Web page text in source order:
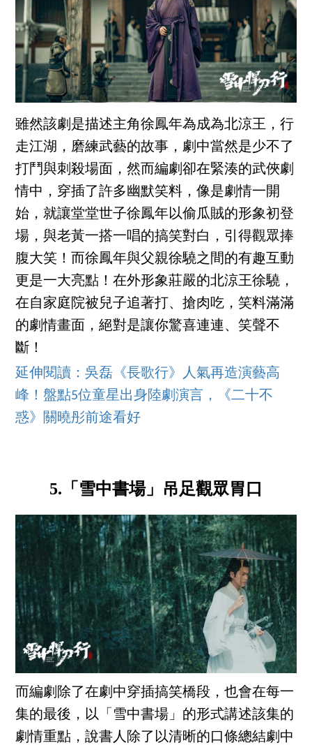
雖然該劇是描述主角徐鳳年為成為北涼王，行
走江湖，磨練武藝的故事，劇中當然是少不了
打鬥與刺殺場面，然而編劇卻在緊湊的武俠劇
情中，穿插了許多幽默笑料，像是劇情一開
始，就讓堂堂世子徐鳳年以偷瓜賊的形象初登
場，與老黃一搭一唱的搞笑對白，引得觀眾捧
腹大笑！而徐鳳年與父親徐驍之間的有趣互動
更是一大亮點！在外形象莊嚴的北涼王徐驍，
在自家庭院被兒子追著打、搶肉吃，笑料滿滿
的劇情畫面，絕對是讓你驚喜連連、笑聲不
斷！
延伸閱讀：吳磊《長歌行》人氣再造演藝高
峰！盤點5位童星出身陸劇演言，《二十不
惑》關曉彤前途看好
5.「雪中書場」吊足觀眾胃口
而編劇除了在劇中穿插搞笑橋段，也會在每一
集的最後，以「雪中書場」的形式講述該集的
劇情重點，說書人除了以清晰的口條總結劇中